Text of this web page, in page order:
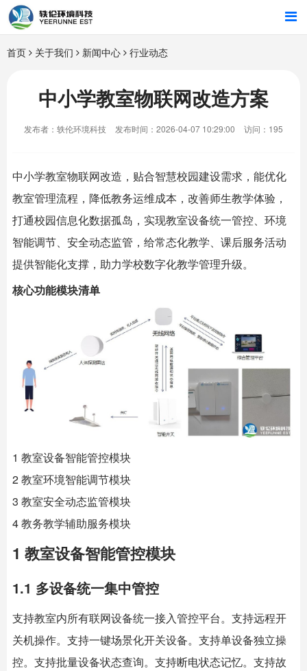
首页
行业解决方案
智能硬件
关于我们
首页 关于我们 新闻中心 行业动态
中小学教室物联网改造方案
发布者：轶伦环境科技 发布时间：2026-04-07 10:29:00 访问：195
中小学教室物联网改造，贴合智慧校园建设需求，能优化
教室管理流程，降低教务运维成本，改善师生教学体验，
打通校园信息化数据孤岛，实现教室设备统一管控、环境
智能调节、安全动态监管，给常态化教学、课后服务活动
提供智能化支撑，助力学校数字化教学管理升级。
核心功能模块清单
1 教室设备智能管控模块
2 教室环境智能调节模块
3 教室安全动态监管模块
4 教务教学辅助服务模块
1 教室设备智能管控模块
1.1 多设备统一集中管控
支持教室内所有联网设备统一接入管控平台。支持远程开
关机操作。支持一键场景化开关设备。支持单设备独立操
控。支持批量设备状态查询。支持断电状态记忆。支持故